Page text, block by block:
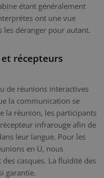
étant généralement
ont une vue
les déranger pour autant.
récepteurs
de réunions interactives
la communication se
la réunion, les participants
infrarouge afin de
leur langue. Pour les
en U, nous
casques. La fluidité des
garantie.